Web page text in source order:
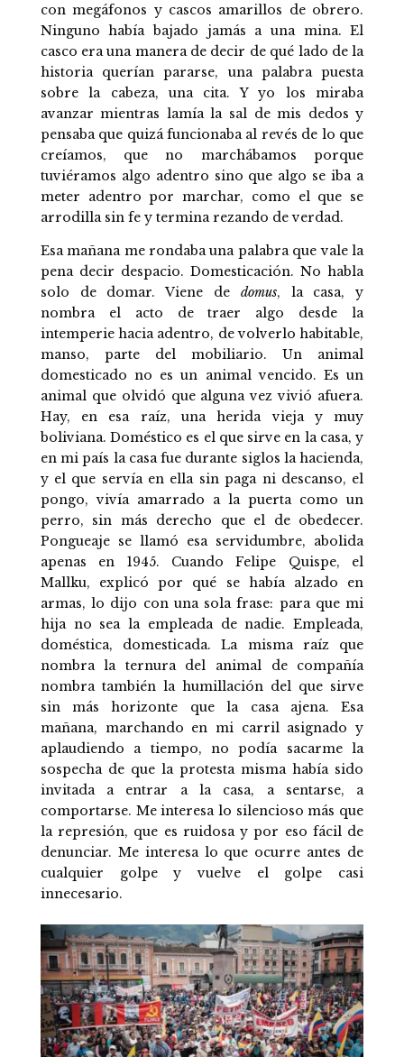
con megáfonos y cascos amarillos de obrero.
Ninguno había bajado jamás a una mina. El
casco era una manera de decir de qué lado de la
historia querían pararse, una palabra puesta
sobre la cabeza, una cita. Y yo los miraba
avanzar mientras lamía la sal de mis dedos y
pensaba que quizá funcionaba al revés de lo que
creíamos, que no marchábamos porque
tuviéramos algo adentro sino que algo se iba a
meter adentro por marchar, como el que se
arrodilla sin fe y termina rezando de verdad.
Esa mañana me rondaba una palabra que vale la
pena decir despacio. Domesticación. No habla
solo de domar. Viene de domus, la casa, y
nombra el acto de traer algo desde la
intemperie hacia adentro, de volverlo habitable,
manso, parte del mobiliario. Un animal
domesticado no es un animal vencido. Es un
animal que olvidó que alguna vez vivió afuera.
Hay, en esa raíz, una herida vieja y muy
boliviana. Doméstico es el que sirve en la casa, y
en mi país la casa fue durante siglos la hacienda,
y el que servía en ella sin paga ni descanso, el
pongo, vivía amarrado a la puerta como un
perro, sin más derecho que el de obedecer.
Pongueaje se llamó esa servidumbre, abolida
apenas en 1945. Cuando Felipe Quispe, el
Mallku, explicó por qué se había alzado en
armas, lo dijo con una sola frase: para que mi
hija no sea la empleada de nadie. Empleada,
doméstica, domesticada. La misma raíz que
nombra la ternura del animal de compañía
nombra también la humillación del que sirve
sin más horizonte que la casa ajena. Esa
mañana, marchando en mi carril asignado y
aplaudiendo a tiempo, no podía sacarme la
sospecha de que la protesta misma había sido
invitada a entrar a la casa, a sentarse, a
comportarse. Me interesa lo silencioso más que
la represión, que es ruidosa y por eso fácil de
denunciar. Me interesa lo que ocurre antes de
cualquier golpe y vuelve el golpe casi
innecesario.